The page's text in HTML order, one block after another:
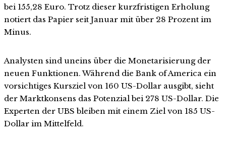
bei 155,28 Euro. Trotz dieser kurzfristigen Erholung
notiert das Papier seit Januar mit über 28 Prozent im
Minus.
Analysten sind uneins über die Monetarisierung der
neuen Funktionen. Während die Bank of America ein
vorsichtiges Kursziel von 160 US-Dollar ausgibt, sieht
der Marktkonsens das Potenzial bei 278 US-Dollar. Die
Experten der UBS bleiben mit einem Ziel von 185 US-
Dollar im Mittelfeld.